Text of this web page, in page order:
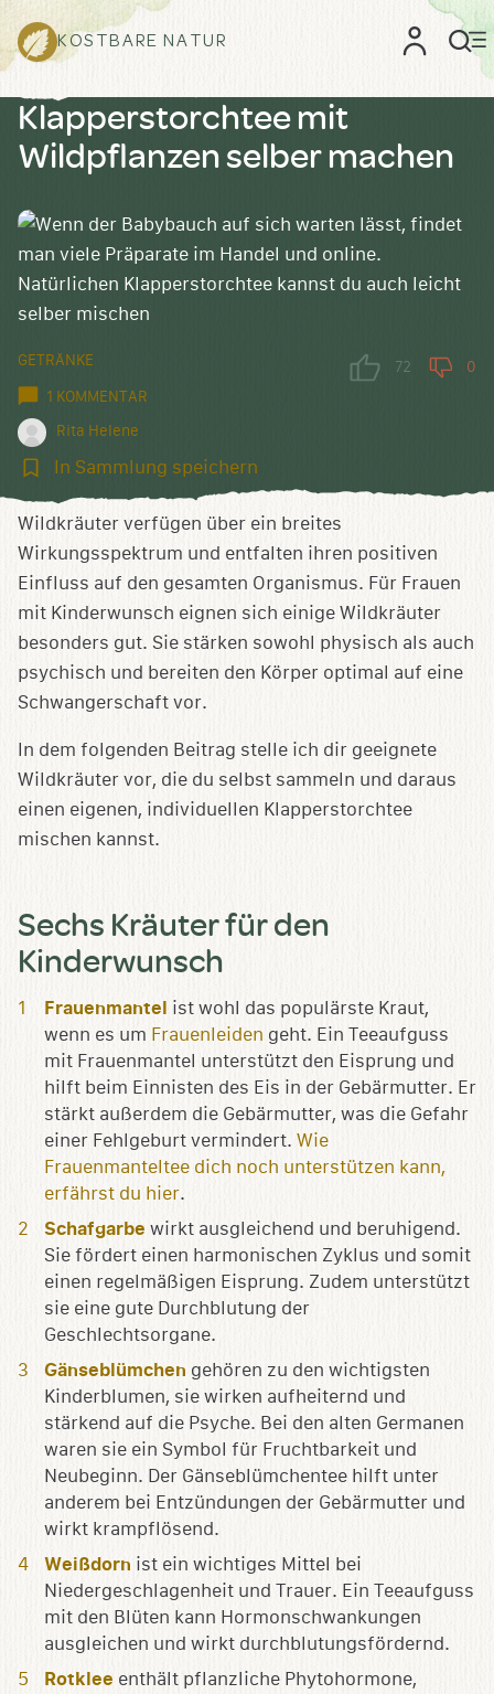
KOSTBARE NATUR
Klapperstorchtee mit
Wildpflanzen selber machen
GETRÄNKE
1 KOMMENTAR
Rita Helene
72 0
In
speichern
In Sammlung speichern
Wildkräuter verfügen über ein breites
Wirkungsspektrum und entfalten ihren positiven
Einfluss auf den gesamten Organismus. Für Frauen
mit Kinderwunsch eignen sich einige Wildkräuter
besonders gut. Sie stärken sowohl physisch als auch
psychisch und bereiten den Körper optimal auf eine
Schwangerschaft vor.
In dem folgenden Beitrag stelle ich dir geeignete
Wildkräuter vor, die du selbst sammeln und daraus
einen eigenen, individuellen Klapperstorchtee
mischen kannst.
Sechs Kräuter für den
Kinderwunsch
Frauenmantel ist wohl das populärste Kraut,
wenn es um Frauenleiden geht. Ein Teeaufguss
mit Frauenmantel unterstützt den Eisprung und
hilft beim Einnisten des Eis in der Gebärmutter. Er
stärkt außerdem die Gebärmutter, was die Gefahr
einer Fehlgeburt vermindert. Wie
Frauenmanteltee dich noch unterstützen kann,
erfährst du hier.
Schafgarbe wirkt ausgleichend und beruhigend.
Sie fördert einen harmonischen Zyklus und somit
einen regelmäßigen Eisprung. Zudem unterstützt
sie eine gute Durchblutung der
Geschlechtsorgane.
Gänseblümchen gehören zu den wichtigsten
Kinderblumen, sie wirken aufheiternd und
stärkend auf die Psyche. Bei den alten Germanen
waren sie ein Symbol für Fruchtbarkeit und
Neubeginn. Der Gänseblümchentee hilft unter
anderem bei Entzündungen der Gebärmutter und
wirkt krampflösend.
Weißdorn ist ein wichtiges Mittel bei
Niedergeschlagenheit und Trauer. Ein Teeaufguss
mit den Blüten kann Hormonschwankungen
ausgleichen und wirkt durchblutungsfördernd.
Rotklee enthält pflanzliche Phytohormone,